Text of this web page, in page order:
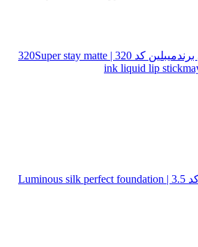
رژ مایع مات سوپر استی‌ برندمیبلین کد 320 | 320Super stay matte
ink liquid lip
کرم پودرجورجیوآرمانی کد 3.5 | Luminous silk perfect foundation